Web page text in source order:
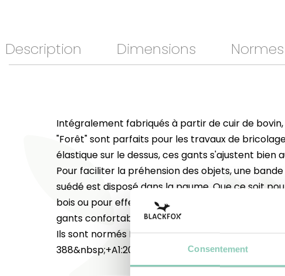
Consentement
Description Dimensions Normes
Intégralement fabriqués à partir de cuir de
"Forêt" sont parfaits pour les travaux de
élastique sur le dessus, ces gants s'ajustent bien
Pour faciliter la préhension des objets, une
suédé est disposé dans la paume. Que ce soit
bois ou pour effectuer diverses activités de
gants confortables sont indispensables à tous les
Ils sont normés EN ISO 420 + A1:2009&nbsp;/ EN
388&nbsp;+A1:2018&nbsp;(3132X).